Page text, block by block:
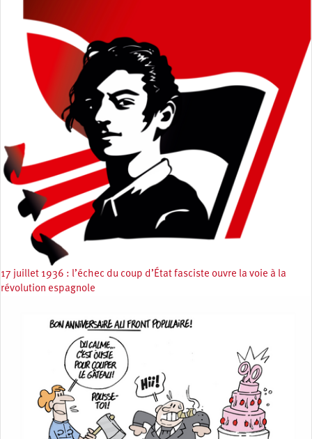
17 juillet 1936 : l’échec du coup d’État fasciste ouvre la voie à la
révolution espagnole